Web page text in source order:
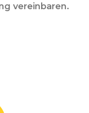
vereinbaren.